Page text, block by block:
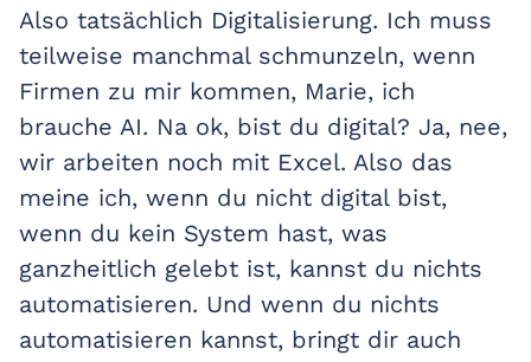
Also tatsächlich Digitalisierung. Ich muss
teilweise manchmal schmunzeln, wenn
Firmen zu mir kommen, Marie, ich
brauche AI. Na ok, bist du digital? Ja, nee,
wir arbeiten noch mit Excel. Also das
meine ich, wenn du nicht digital bist,
wenn du kein System hast, was
ganzheitlich gelebt ist, kannst du nichts
automatisieren. Und wenn du nichts
automatisieren kannst, bringt dir auch